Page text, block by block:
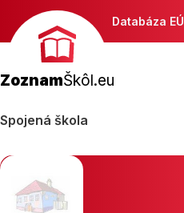
Databáza EÚ
ZoznamŠkôl.eu
Spojená škola